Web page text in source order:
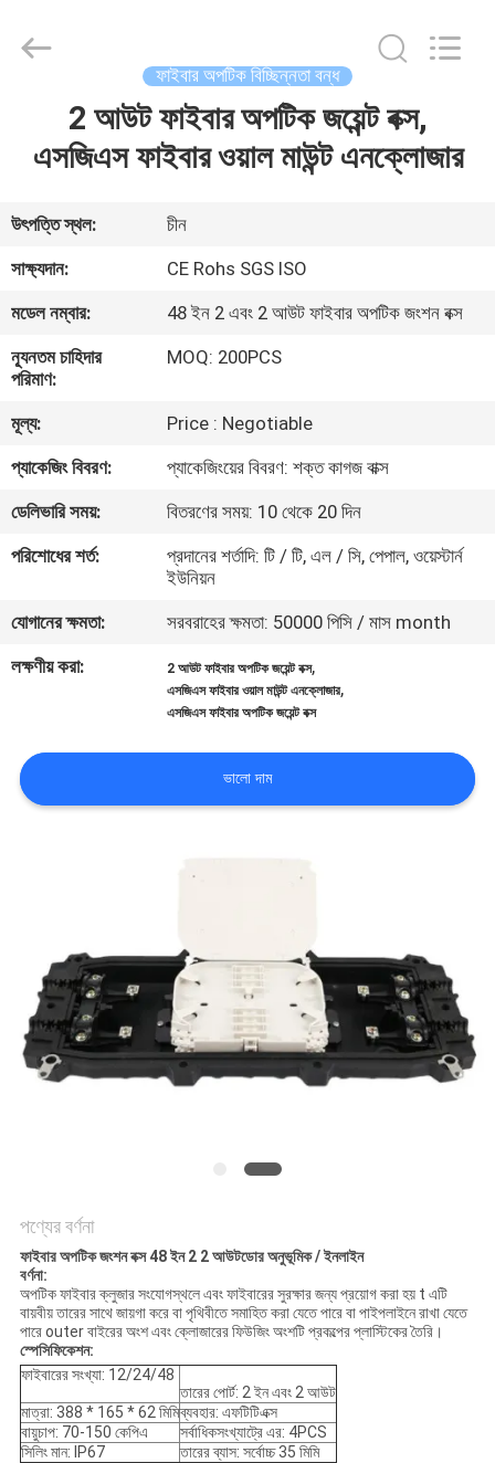
আমাদের
সম্পর্কে
কারখানা
ভ্রমণ
মান
নিয়ন্ত্রণ
করুন
কেস
Copyright
ECER
ফাইবার অপটিক বিচ্ছিন্নতা বন্ধ
2 আউট ফাইবার অপটিক জয়েন্ট বক্স,
এসজিএস ফাইবার ওয়াল মাউন্ট এনক্লোজার
উৎপত্তি স্থল:
চীন
সাক্ষ্যদান:
CE Rohs SGS ISO
মডেল নম্বার:
48 ইন 2 এবং 2 আউট ফাইবার অপটিক জংশন বক্স
ন্যূনতম চাহিদার
পরিমাণ:
MOQ: 200PCS
মূল্য:
Price : Negotiable
প্যাকেজিং বিবরণ:
প্যাকেজিংয়ের বিবরণ: শক্ত কাগজ বাক্স
ডেলিভারি সময়:
বিতরণের সময়: 10 থেকে 20 দিন
পরিশোধের শর্ত:
প্রদানের শর্তাদি: টি / টি, এল / সি, পেপাল, ওয়েস্টার্ন
ইউনিয়ন
যোগানের ক্ষমতা:
সরবরাহের ক্ষমতা: 50000 পিসি / মাস month
লক্ষণীয় করা:
2 আউট ফাইবার অপটিক জয়েন্ট বক্স,
এসজিএস ফাইবার ওয়াল মাউন্ট এনক্লোজার,
এসজিএস ফাইবার অপটিক জয়েন্ট বক্স
ভালো দাম
পণ্যের বর্ণনা
ফাইবার অপটিক জংশন বক্স 48 ইন 2 2 আউটডোর অনুভূমিক / ইনলাইন
বর্ণনা:
অপটিক ফাইবার ক্লুজার সংযোগস্থলে এবং ফাইবারের সুরক্ষার জন্য প্রয়োগ করা হয় t এটি
বায়বীয় তারের সাথে জায়গা করে বা পৃথিবীতে সমাহিত করা যেতে পারে বা পাইপলাইনে রাখা যেতে
পারে outer বাইরের অংশ এবং ক্লোজারের ফিউজিং অংশটি প্রকল্পের প্লাস্টিকের তৈরি।
স্পেসিফিকেশন:
ফাইবারের সংখ্যা: 12/24/48
তারের পোর্ট: 2 ইন এবং 2 আউট
মাত্রা: 388 * 165 * 62 মিমিব্যবহার: এফটিটিএক্স
বায়ুচাপ: 70-150 কেপিএ
সর্বাধিকসংখ্যাট্রে এর: 4PCS
সিলিং মান: IP67
তারের ব্যাস: সর্বোচ্চ 35 মিমি